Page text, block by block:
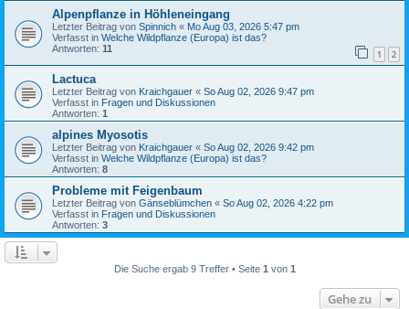
Alpenpflanze in Höhleneingang
Letzter Beitrag von Spinnich « Mo Aug 03, 2026 5:47 pm
Verfasst in Welche Wildpflanze (Europa) ist das?
Antworten: 11 1 2
Lactuca
Letzter Beitrag von Kraichgauer « So Aug 02, 2026 9:47 pm
Verfasst in Fragen und Diskussionen
Antworten: 1
alpines Myosotis
Letzter Beitrag von Kraichgauer « So Aug 02, 2026 9:42 pm
Verfasst in Welche Wildpflanze (Europa) ist das?
Antworten: 8
Probleme mit Feigenbaum
Letzter Beitrag von Gänseblümchen « So Aug 02, 2026 4:22 pm
Verfasst in Fragen und Diskussionen
Antworten: 3
Die Suche ergab 9 Treffer • Seite 1 von 1
Gehe zu